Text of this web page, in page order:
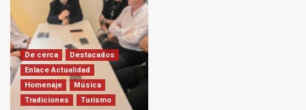
De cerca
Destacados
Enlace Actualidad
Homenaje
Música
Tradiciones
Turismo